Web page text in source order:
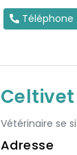
Téléphone
Celtivet
Vétérinaire se
Adresse